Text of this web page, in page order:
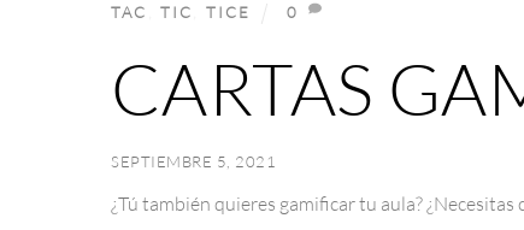
SEPTIEMBRE 5, 2021
CARTAS
TAC
TIC TICE 0
¿Tú también quieres gamificar tu aula?